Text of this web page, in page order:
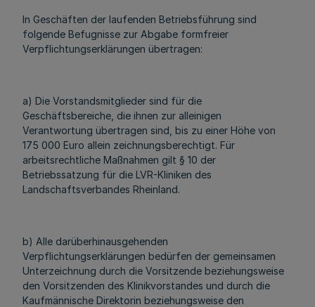
In Geschäften der laufenden Betriebsführung sind
folgende Befugnisse zur Abgabe formfreier
Verpflichtungserklärungen übertragen:
a) Die Vorstandsmitglieder sind für die
Geschäftsbereiche, die ihnen zur alleinigen
Verantwortung übertragen sind, bis zu einer Höhe von
175 000 Euro allein zeichnungsberechtigt. Für
arbeitsrechtliche Maßnahmen gilt § 10 der
Betriebssatzung für die LVR-Kliniken des
Landschaftsverbandes Rheinland.
b) Alle darüberhinausgehenden
Verpflichtungserklärungen bedürfen der gemeinsamen
Unterzeichnung durch die Vorsitzende beziehungsweise
den Vorsitzenden des Klinikvorstandes und durch die
Kaufmännische Direktorin beziehungsweise den